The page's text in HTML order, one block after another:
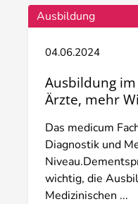
Ausbildung
04.06.2024
Ausbildung
Ärzte, mehr
Das medicum
Diagnostik und
wichtig, die
Medizinischen ...